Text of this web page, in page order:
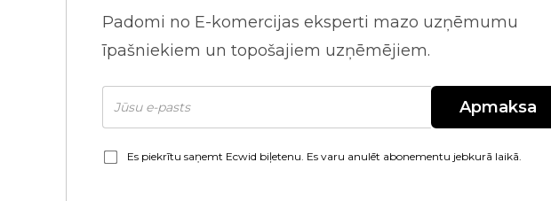
Padomi no E-komercijas eksperti mazo uzņēmumu
īpašniekiem un topošajiem uzņēmējiem.
Apmaksa
Es piekrītu saņemt Ecwid biļetenu. Es varu anulēt abonementu jebkurā laikā.